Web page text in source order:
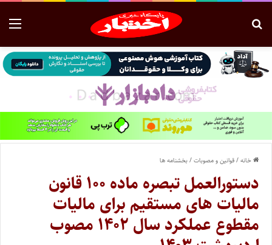
خانه/قوانین و مصوبات/بخشنامه ها
دستورالعمل تبصره ماده ۱۰۰ قانون
مالیات های مستقیم برای مالیات
مقطوع عملکرد سال ۱۴۰۲ مصوب